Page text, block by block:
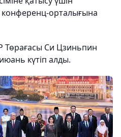
орталығына
Си Цзиньпин
күтіп алды.